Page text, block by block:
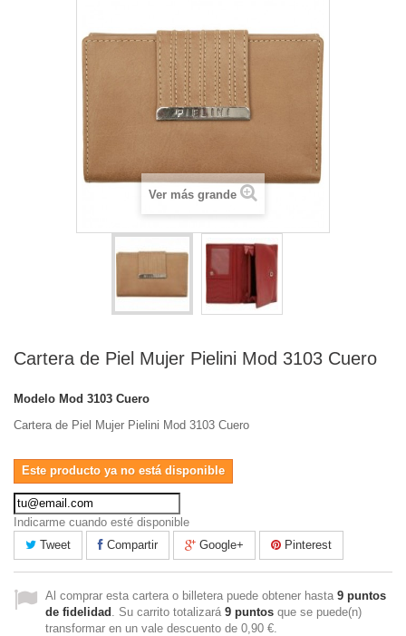
Ver más grande
Cartera de Piel Mujer Pielini Mod 3103 Cuero
Modelo Mod 3103 Cuero
Cartera de Piel Mujer Pielini Mod 3103 Cuero
Este producto ya no está disponible
Indicarme cuando esté disponible
Tweet
Compartir Google+ Pinterest
Al comprar esta cartera o billetera puede obtener hasta 9 puntos
de fidelidad . Su carrito totalizará 9 puntos que se puede(n)
transformar en un vale descuento de 0,90 €.